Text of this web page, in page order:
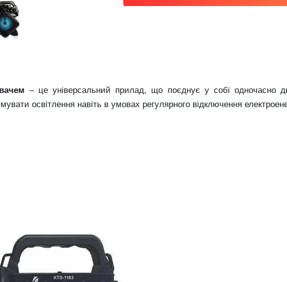
– це універсальний прилад, що поєднує у собі одночасно
освітлення навіть в умовах регулярного відключення